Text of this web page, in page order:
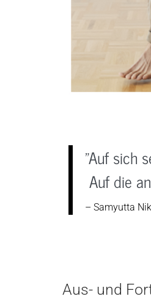
"Auf sich
Auf die
– Samyutta
Aus- und